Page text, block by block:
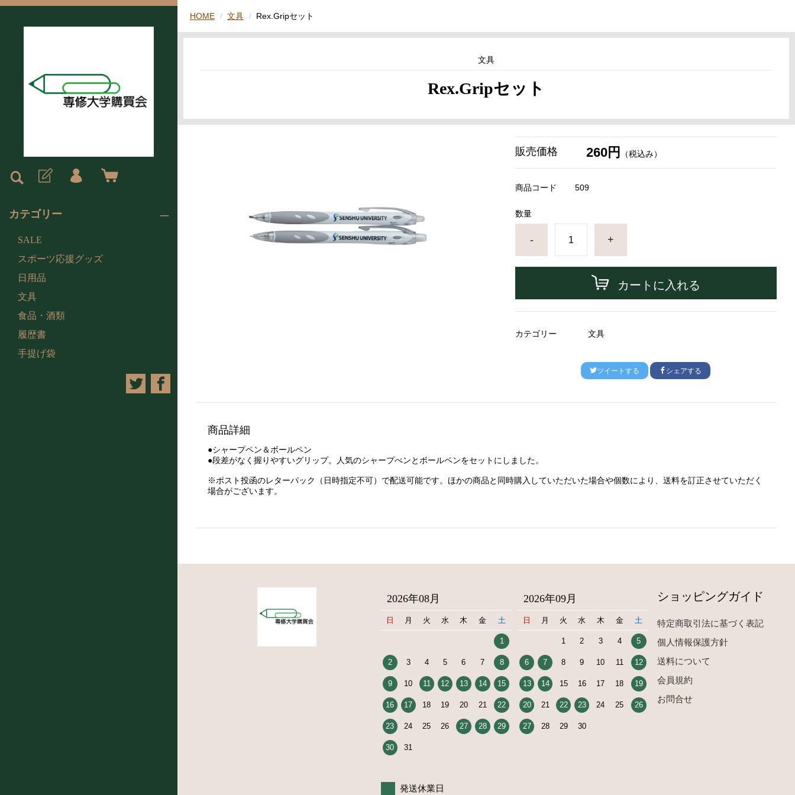
カテゴリー
SALE
スポーツ応援グッズ
日用品
文具
食品・酒類
履歴書
手提げ袋
HOME 文具 Rex.Gripセット
文具
Rex.Gripセット
販売価格 260円 （税込み）
商品コード 509
数量
- +
カートに入れる
カテゴリー 文具
ツイートする シェアする
商品詳細
●シャープペン＆ボールペン
●段差がなく握りやすいグリップ。人気のシャープぺンとボールペンをセットにしました。
※ポスト投函のレターパック（日時指定不可）で配送可能です。ほかの商品と同時購入していただいた場合や個数により、送料を訂正させていただく
場合がございます。
2026年08月
日 月 火 水 木 金 土
1
2 3 4 5 6 7 8
9 10 11 12 13 14 15
16 17 18 19 20 21 22
23 24 25 26 27 28 29
30 31
2026年09月
日 月 火 水 木 金 土
1 2 3 4 5
6 7 8 9 10 11 12
13 14 15 16 17 18 19
20 21 22 23 24 25 26
27 28 29 30
発送休業日
ショッピングガイド
特定商取引法に基づく表記
個人情報保護方針
送料について
会員規約
お問合せ